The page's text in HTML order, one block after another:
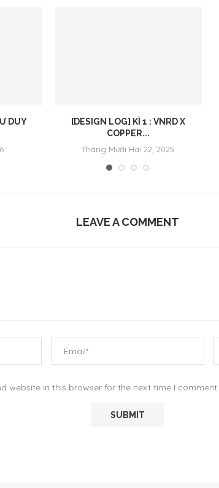
DUY
[DESIGN LOG] KÌ 1 : VNRD X
COPPER...
Tháng Mười Hai 22, 2025
LEAVE A COMMENT
website in this browser for the next time I comment.